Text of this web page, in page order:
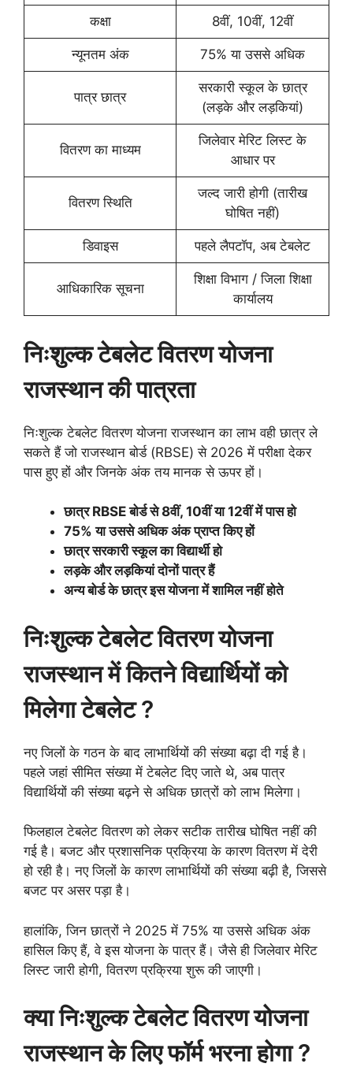
कक्षा 8वीं, 10वीं, 12वीं
न्यूनतम अंक 75% या उससे अधिक
पात्र छात्र
सरकारी स्कूल के छात्र
(लड़के और लड़कियां)
वितरण का माध्यम
जिलेवार मेरिट लिस्ट के
आधार पर
वितरण स्थिति
जल्द जारी होगी (तारीख
घोषित नहीं)
डिवाइस पहले लैपटॉप, अब टेबलेट
आधिकारिक सूचना
शिक्षा विभाग / जिला शिक्षा
कार्यालय
निःशुल्क टेबलेट वितरण योजना
राजस्थान की पात्रता
निःशुल्क टेबलेट वितरण योजना राजस्थान का लाभ वही छात्र ले
सकते हैं जो राजस्थान बोर्ड (RBSE) से 2026 में परीक्षा देकर
पास हुए हों और जिनके अंक तय मानक से ऊपर हों।
छात्र RBSE बोर्ड से 8वीं, 10वीं या 12वीं में पास हो
75% या उससे अधिक अंक प्राप्त किए हों
छात्र सरकारी स्कूल का विद्यार्थी हो
लड़के और लड़कियां दोनों पात्र हैं
अन्य बोर्ड के छात्र इस योजना में शामिल नहीं होते
निःशुल्क टेबलेट वितरण योजना
राजस्थान में कितने विद्यार्थियों को
मिलेगा टेबलेट ?
नए जिलों के गठन के बाद लाभार्थियों की संख्या बढ़ा दी गई है।
पहले जहां सीमित संख्या में टेबलेट दिए जाते थे, अब पात्र
विद्यार्थियों की संख्या बढ़ने से अधिक छात्रों को लाभ मिलेगा।
फिलहाल टेबलेट वितरण को लेकर सटीक तारीख घोषित नहीं की
गई है। बजट और प्रशासनिक प्रक्रिया के कारण वितरण में देरी
हो रही है। नए जिलों के कारण लाभार्थियों की संख्या बढ़ी है, जिससे
बजट पर असर पड़ा है।
हालांकि, जिन छात्रों ने 2025 में 75% या उससे अधिक अंक
हासिल किए हैं, वे इस योजना के पात्र हैं। जैसे ही जिलेवार मेरिट
लिस्ट जारी होगी, वितरण प्रक्रिया शुरू की जाएगी।
क्या निःशुल्क टेबलेट वितरण योजना
राजस्थान के लिए फॉर्म भरना होगा ?